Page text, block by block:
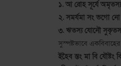
১. আ রোহ সূর্যে
২. সমর্যমা সং ভগো নো
৩. ঋতস্য যোনৌ সুকৃতস্য
সুস্পষ্টভাবে
ইহৈব স্তং মা বি যৌষ্টং